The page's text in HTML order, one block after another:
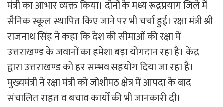
मंत्री का आभार व्यक्त किया। दोनों के मध्य रूद्रप्रयाग जिले में
सैनिक स्कूल स्थापित किए जाने पर भी चर्चा हुई। रक्षा मंत्री श्री
राजनाथ सिंह ने कहा कि देश की सीमाओं की रक्षा में
उत्तराखण्ड के जवानों का हमेशा बड़ा योगदान रहा है। केंद्र
द्वारा उत्तराखण्ड को हर सम्भव सहयोग दिया जा रहा है।
मुख्यमंत्री ने रक्षा मंत्री को जोशीमठ क्षेत्र में आपदा के बाद
संचालित राहत व बचाव कार्यों की भी जानकारी दी।